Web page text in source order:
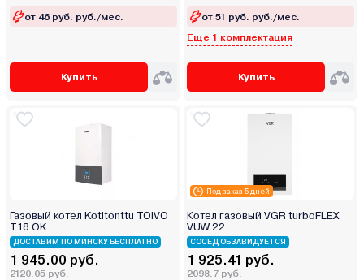
от 46 руб. руб./мес.
Купить
от 51 руб. руб./мес.
Еще 1 комплектация
Купить
Газовый котел Kotitonttu TOIVO
T18 OK
ДОСТАВИМ ПО МИНСКУ БЕСПЛАТНО
1 945.00 руб.
2120.05 руб.
Под заказ 5 дней
Котел газовый VGR turboFLEX
VUW 22
СОСЕД ОБЗАВИДУЕТСЯ
1 925.41 руб.
2098.7 руб.